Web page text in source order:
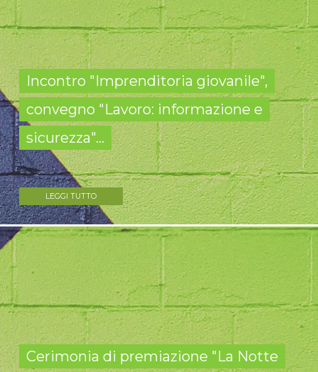
Incontro "Imprenditoria giovanile",
convegno "Lavoro: informazione e
sicurezza"...
LEGGI TUTTO
Cerimonia di premiazione "La Notte